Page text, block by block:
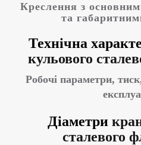
Креслення з
та
Технічна
кульового
Робочі параметри,
Діаметри
сталевого